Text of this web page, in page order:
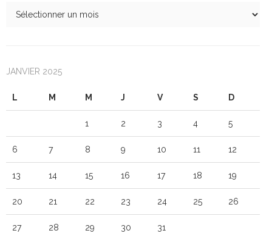
JANVIER 2025
L M M J V S D
1 2 3 4 5
6 7 8 9 10 11 12
13 14 15 16 17 18 19
20 21 22 23 24 25 26
27 28 29 30 31